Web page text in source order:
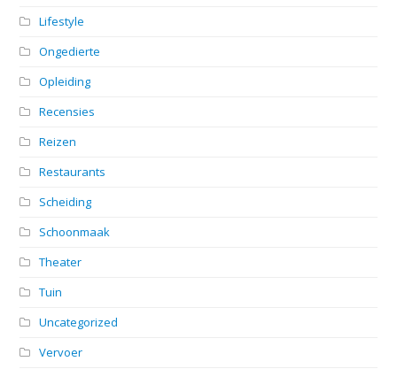
Lifestyle
Ongedierte
Opleiding
Recensies
Reizen
Restaurants
Scheiding
Schoonmaak
Theater
Tuin
Uncategorized
Vervoer